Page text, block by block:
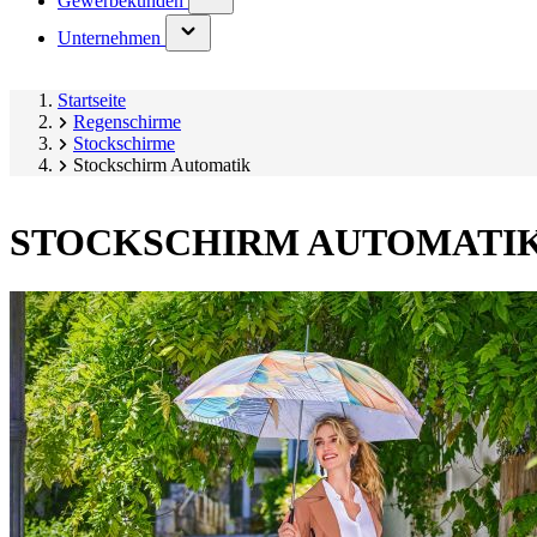
submenu)
Unternehmen
(has
submenu)
Startseite
Regenschirme
Stockschirme
Stockschirm Automatik
STOCKSCHIRM